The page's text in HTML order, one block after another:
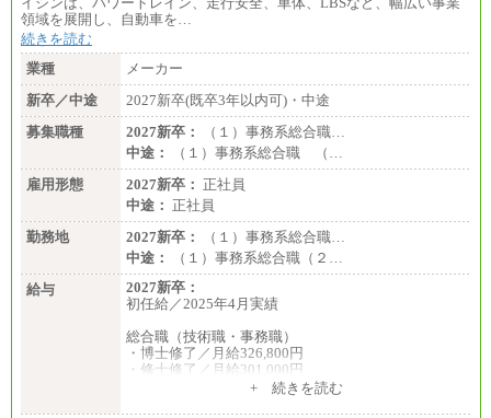
領域を展開し、自動車を…
続きを読む
業種
メーカー
新卒／中途
2027新卒(既卒3年以内可)・中途
募集職種
2027新卒：
（１）事務系総合職…
中途：
（１）事務系総合職 （…
雇用形態
2027新卒： 正社員
中途： 正社員
勤務地
2027新卒：
（１）事務系総合職…
中途：
（１）事務系総合職（２…
給与
2027新卒：
初任給／2025年4月実績
総合職（技術職・事務職）
・博士修了／月給326,800円
・修士修了／月給301,000円
・大学卒／月給282,000円+ 続きを読む